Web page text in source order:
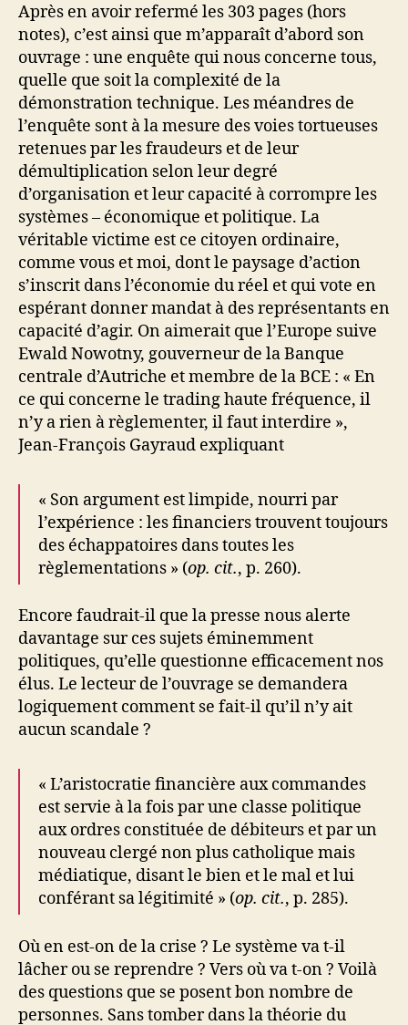
Après en avoir refermé les 303 pages (hors
notes), c’est ainsi que m’apparaît d’abord son
ouvrage : une enquête qui nous concerne tous,
quelle que soit la complexité de la
démonstration technique. Les méandres de
l’enquête sont à la mesure des voies tortueuses
retenues par les fraudeurs et de leur
démultiplication selon leur degré
d’organisation et leur capacité à corrompre les
systèmes – économique et politique. La
véritable victime est ce citoyen ordinaire,
comme vous et moi, dont le paysage d’action
s’inscrit dans l’économie du réel et qui vote en
espérant donner mandat à des représentants en
capacité d’agir. On aimerait que l’Europe suive
Ewald Nowotny, gouverneur de la Banque
centrale d’Autriche et membre de la BCE : « En
ce qui concerne le trading haute fréquence, il
n’y a rien à règlementer, il faut interdire »,
Jean-François Gayraud expliquant
« Son argument est limpide, nourri par
l’expérience : les financiers trouvent toujours
des échappatoires dans toutes les
règlementations » (op. cit., p. 260).
Encore faudrait-il que la presse nous alerte
davantage sur ces sujets éminemment
politiques, qu’elle questionne efficacement nos
élus. Le lecteur de l’ouvrage se demandera
logiquement comment se fait-il qu’il n’y ait
aucun scandale ?
« L’aristocratie financière aux commandes
est servie à la fois par une classe politique
aux ordres constituée de débiteurs et par un
nouveau clergé non plus catholique mais
médiatique, disant le bien et le mal et lui
conférant sa légitimité » (op. cit., p. 285).
Où en est-on de la crise ? Le système va t-il
lâcher ou se reprendre ? Vers où va t-on ? Voilà
des questions que se posent bon nombre de
personnes. Sans tomber dans la théorie du